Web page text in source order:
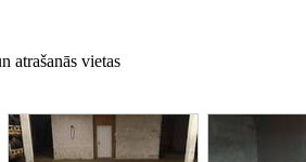
atrašanās vietas